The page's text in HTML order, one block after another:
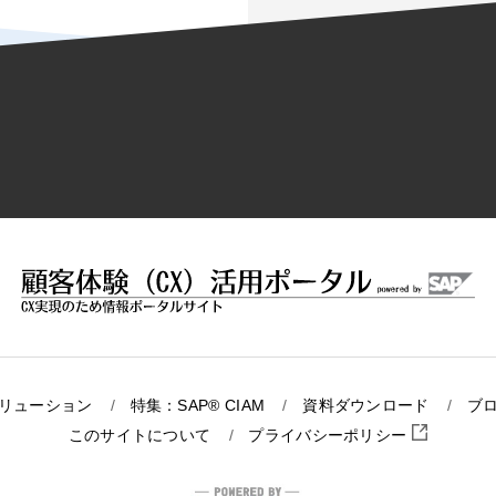
ューション 特集：SAP® CIAM 資料ダウンロード
ブ
このサイトについて
プライバシーポリシー